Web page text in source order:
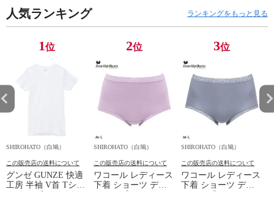
人気ランキング ランキングをもっと見る
1位
SHIROHATO（白鳩）
この販売店の送料について
グンゼ GUNZE 快適
工房 半袖 V首 Tシャ
ツ メンズ インナー
2位
SHIROHATO（白鳩）
この販売店の送料について
ワコール レディース
下着 ショーツ ディ
アヒップショーツ
3位
SHIROHATO（白鳩）
この販売店の送料について
ワコール レディース
下着 ショーツ ディ
アヒップショーツ